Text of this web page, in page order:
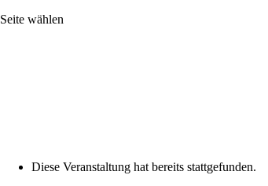
Seite wählen
Diese Veranstaltung hat bereits stattgefunden.